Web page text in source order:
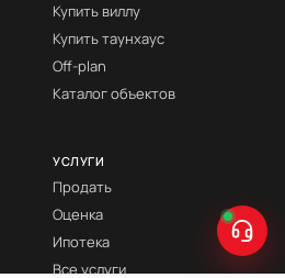
Купить виллу
Купить таунхаус
Off-plan
Каталог объектов
УСЛУГИ
Продать
Оценка
Ипотека
Все услуги